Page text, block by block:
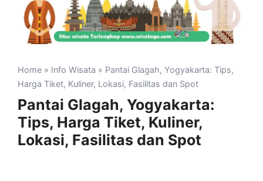
Home » Info Wisata » Pantai Glagah, Yogyakarta: Tips,
Harga Tiket, Kuliner, Lokasi, Fasilitas dan Spot
Pantai Glagah, Yogyakarta:
Tips, Harga Tiket, Kuliner,
Lokasi, Fasilitas dan Spot